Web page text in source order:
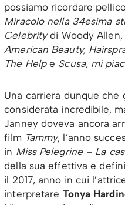
possiamo ricordare
Miracolo nella 34esima
Celebritydi Woody Allen,
American Beauty,
The Helpe Scusa, mi
Una carriera dunque che
considerata incredibile,
Janney doveva ancora
film Tammy, l’anno
in Miss Pelegrine – La
della sua effettiva e
il 2017, anno in cui
interpretare Tonya